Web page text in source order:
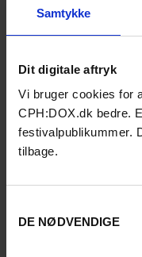
Samtykke
Dit digitale aftryk
Vi bruger cookies for
CPH:DOX.dk bedre.
festivalpublikummer.
tilbage.
DE NØDVENDIGE